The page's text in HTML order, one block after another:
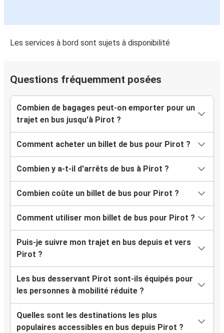
Les services à bord sont sujets à disponibilité
Questions fréquemment posées
Combien de bagages peut-on emporter pour un
trajet en bus jusqu'à Pirot ?
Comment acheter un billet de bus pour Pirot ?
Combien y a-t-il d'arrêts de bus à Pirot ?
Combien coûte un billet de bus pour Pirot ?
Comment utiliser mon billet de bus pour Pirot ?
Puis-je suivre mon trajet en bus depuis et vers
Pirot ?
Les bus desservant Pirot sont-ils équipés pour
les personnes à mobilité réduite ?
Quelles sont les destinations les plus
populaires accessibles en bus depuis Pirot ?